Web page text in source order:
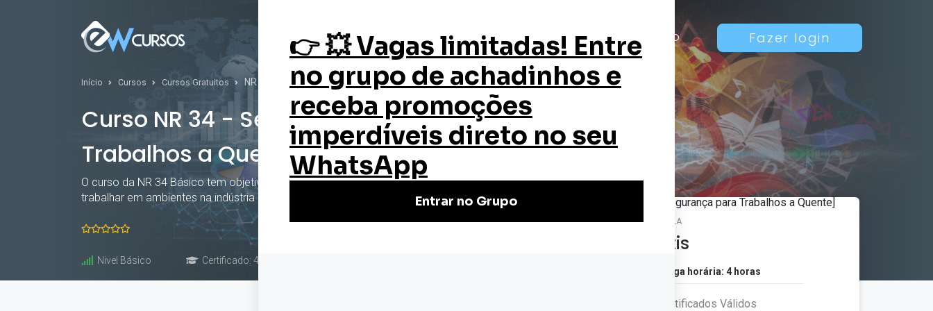
Cursos Quem Somos Certificado Blog Contato Fazer login
Início Cursos Cursos Gratuitos NR 34 - Segurança para Trabalhos a Quente
Curso NR 34 - Segurança para
Trabalhos a Quente
O curso da NR 34 Básico tem objetivo de capacitar os novos trabalhadores que irão
trabalhar em ambientes na indústria da construção e reparação naval.
Nivel Básico Certificado: 4 horas
MATRÍCULA
Grátis
Carga horária: 4 horas
Certificados Válidos